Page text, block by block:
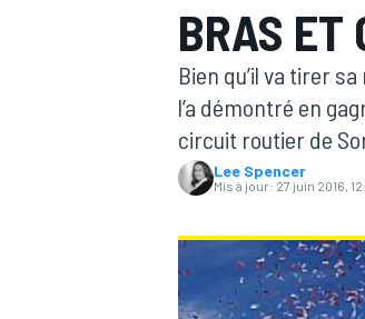
MOTOGP
BRAS ET
Bien qu’il va tirer
l’a démontré en
circuit routier de
Lee Spencer
Mis à jour: 27 juin 2016,